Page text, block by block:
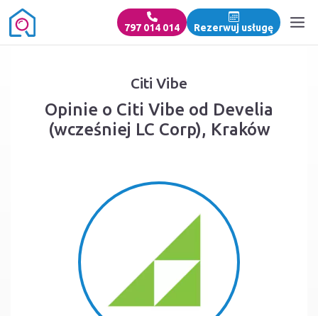
797 014 014 Rezerwuj usługę
Citi Vibe
Opinie o Citi Vibe od Develia
(wcześniej LC Corp), Kraków